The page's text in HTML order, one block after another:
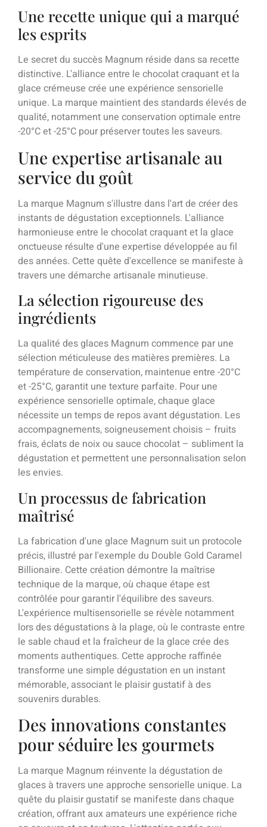
Une recette unique qui a marqué
les esprits
Le secret du succès Magnum réside dans sa recette
distinctive. L'alliance entre le chocolat craquant et la
glace crémeuse crée une expérience sensorielle
unique. La marque maintient des standards élevés de
qualité, notamment une conservation optimale entre
-20°C et -25°C pour préserver toutes les saveurs.
Une expertise artisanale au
service du goût
La marque Magnum s'illustre dans l'art de créer des
instants de dégustation exceptionnels. L'alliance
harmonieuse entre le chocolat craquant et la glace
onctueuse résulte d'une expertise développée au fil
des années. Cette quête d'excellence se manifeste à
travers une démarche artisanale minutieuse.
La sélection rigoureuse des
ingrédients
La qualité des glaces Magnum commence par une
sélection méticuleuse des matières premières. La
température de conservation, maintenue entre -20°C
et -25°C, garantit une texture parfaite. Pour une
expérience sensorielle optimale, chaque glace
nécessite un temps de repos avant dégustation. Les
accompagnements, soigneusement choisis – fruits
frais, éclats de noix ou sauce chocolat – subliment la
dégustation et permettent une personnalisation selon
les envies.
Un processus de fabrication
maîtrisé
La fabrication d'une glace Magnum suit un protocole
précis, illustré par l'exemple du Double Gold Caramel
Billionaire. Cette création démontre la maîtrise
technique de la marque, où chaque étape est
contrôlée pour garantir l'équilibre des saveurs.
L'expérience multisensorielle se révèle notamment
lors des dégustations à la plage, où le contraste entre
le sable chaud et la fraîcheur de la glace crée des
moments authentiques. Cette approche raffinée
transforme une simple dégustation en un instant
mémorable, associant le plaisir gustatif à des
souvenirs durables.
Des innovations constantes
pour séduire les gourmets
La marque Magnum réinvente la dégustation de
glaces à travers une approche sensorielle unique. La
quête du plaisir gustatif se manifeste dans chaque
création, offrant aux amateurs une expérience riche